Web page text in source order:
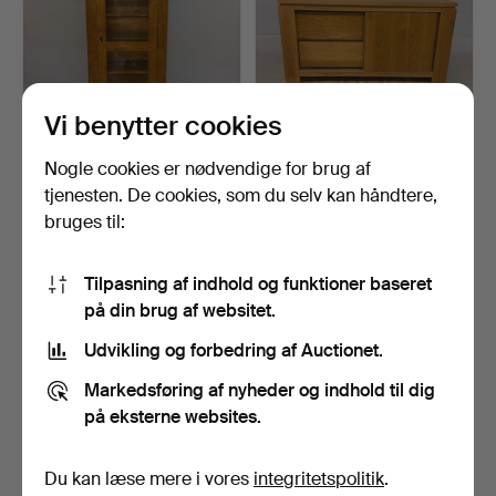
MODERNE VITRINESKAB.
3 dage
MODERNE SKAB OG
SKUFFER I LYS EGETRÆ.
Vi benytter cookies
Nogle cookies er nødvendige for brug af
tjenesten. De cookies, som du selv kan håndtere,
bruges til:
Tilpasning af indhold og funktioner baseret
på din brug af websitet.
Udvikling og forbedring af Auctionet.
Markedsføring af nyheder og indhold til dig
på eksterne websites.
Du kan læse mere i vores integritetspolitik.